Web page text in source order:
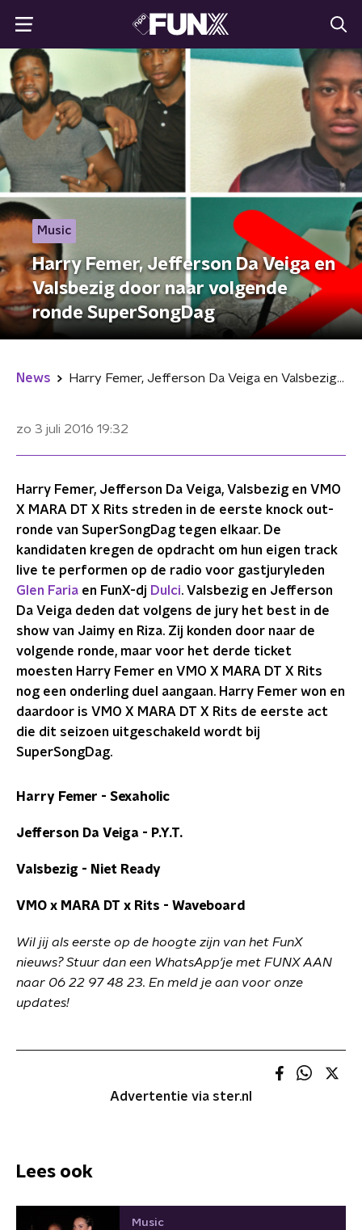
Music
Harry Femer, Jefferson Da Veiga en
Valsbezig door naar volgende
ronde SuperSongDag
News Harry Femer, Jefferson Da Veiga en Valsbezig door naar volgende ronde SuperSongDag
zo 3 juli 2016 19:32
Harry Femer, Jefferson Da Veiga, Valsbezig en VMO
X MARA DT X Rits streden in de eerste knock out-
ronde van SuperSongDag tegen elkaar. De
kandidaten kregen de opdracht om hun eigen track
live te performen op de radio voor gastjuryleden
Glen Faria en FunX-dj Dulci. Valsbezig en Jefferson
Da Veiga deden dat volgens de jury het best in de
show van Jaimy en Riza. Zij konden door naar de
volgende ronde, maar voor het derde ticket
moesten Harry Femer en VMO X MARA DT X Rits
nog een onderling duel aangaan. Harry Femer won en
daardoor is VMO X MARA DT X Rits de eerste act
die dit seizoen uitgeschakeld wordt bij
SuperSongDag.
Harry Femer - Sexaholic
Jefferson Da Veiga - P.Y.T.
Valsbezig - Niet Ready
VMO x MARA DT x Rits - Waveboard
Wil jij als eerste op de hoogte zijn van het FunX
nieuws? Stuur dan een WhatsApp'je met FUNX AAN
naar 06 22 97 48 23. En meld je aan voor onze
updates!
Advertentie via ster.nl
Lees ook
Music